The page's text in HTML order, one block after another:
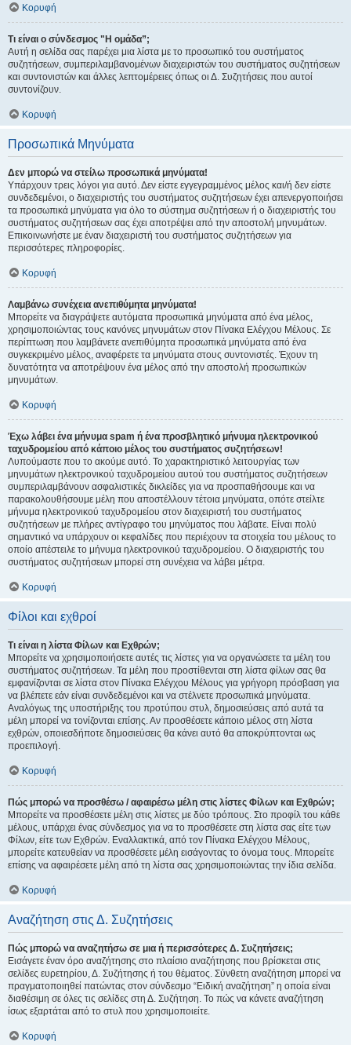
Κορυφή
Τι είναι ο σύνδεσμος "Η ομάδα”;
Αυτή η σελίδα σας παρέχει μια λίστα με το προσωπικό του συστήματος
συζητήσεων, συμπεριλαμβανομένων διαχειριστών του συστήματος συζητήσεων
και συντονιστών και άλλες λεπτομέρειες όπως οι Δ. Συζητήσεις που αυτοί
συντονίζουν.
Κορυφή
Προσωπικά Μηνύματα
Δεν μπορώ να στείλω προσωπικά μηνύματα!
Υπάρχουν τρεις λόγοι για αυτό. Δεν είστε εγγεγραμμένος μέλος και/ή δεν είστε
συνδεδεμένοι, ο διαχειριστής του συστήματος συζητήσεων έχει απενεργοποιήσει
τα προσωπικά μηνύματα για όλο το σύστημα συζητήσεων ή ο διαχειριστής του
συστήματος συζητήσεων σας έχει αποτρέψει από την αποστολή μηνυμάτων.
Επικοινωνήστε με έναν διαχειριστή του συστήματος συζητήσεων για
περισσότερες πληροφορίες.
Κορυφή
Λαμβάνω συνέχεια ανεπιθύμητα μηνύματα!
Μπορείτε να διαγράψετε αυτόματα προσωπικά μηνύματα από ένα μέλος,
χρησιμοποιώντας τους κανόνες μηνυμάτων στον Πίνακα Ελέγχου Μέλους. Σε
περίπτωση που λαμβάνετε ανεπιθύμητα προσωπικά μηνύματα από ένα
συγκεκριμένο μέλος, αναφέρετε τα μηνύματα στους συντονιστές. Έχουν τη
δυνατότητα να αποτρέψουν ένα μέλος από την αποστολή προσωπικών
μηνυμάτων.
Κορυφή
Έχω λάβει ένα μήνυμα spam ή ένα προσβλητικό μήνυμα ηλεκτρονικού
ταχυδρομείου από κάποιο μέλος του συστήματος συζητήσεων!
Λυπούμαστε που το ακούμε αυτό. Το χαρακτηριστικό λειτουργίας των
μηνυμάτων ηλεκτρονικού ταχυδρομείου αυτού του συστήματος συζητήσεων
συμπεριλαμβάνουν ασφαλιστικές δικλείδες για να προσπαθήσουμε και να
παρακολουθήσουμε μέλη που αποστέλλουν τέτοια μηνύματα, οπότε στείλτε
μήνυμα ηλεκτρονικού ταχυδρομείου στον διαχειριστή του συστήματος
συζητήσεων με πλήρες αντίγραφο του μηνύματος που λάβατε. Είναι πολύ
σημαντικό να υπάρχουν οι κεφαλίδες που περιέχουν τα στοιχεία του μέλους το
οποίο απέστειλε το μήνυμα ηλεκτρονικού ταχυδρομείου. Ο διαχειριστής του
συστήματος συζητήσεων μπορεί στη συνέχεια να λάβει μέτρα.
Κορυφή
Φίλοι και εχθροί
Τι είναι η λίστα Φίλων και Εχθρών;
Μπορείτε να χρησιμοποιήσετε αυτές τις λίστες για να οργανώσετε τα μέλη του
συστήματος συζητήσεων. Τα μέλη που προστίθενται στη λίστα φίλων σας θα
εμφανίζονται σε λίστα στον Πίνακα Ελέγχου Μέλους για γρήγορη πρόσβαση για
να βλέπετε εάν είναι συνδεδεμένοι και να στέλνετε προσωπικά μηνύματα.
Αναλόγως της υποστήριξης του προτύπου στυλ, δημοσιεύσεις από αυτά τα
μέλη μπορεί να τονίζονται επίσης. Αν προσθέσετε κάποιο μέλος στη λίστα
εχθρών, οποιεσδήποτε δημοσιεύσεις θα κάνει αυτό θα αποκρύπτονται ως
προεπιλογή.
Κορυφή
Πώς μπορώ να προσθέσω / αφαιρέσω μέλη στις λίστες Φίλων και Εχθρών;
Μπορείτε να προσθέσετε μέλη στις λίστες με δύο τρόπους. Στο προφίλ του κάθε
μέλους, υπάρχει ένας σύνδεσμος για να το προσθέσετε στη λίστα σας είτε των
Φίλων, είτε των Εχθρών. Εναλλακτικά, από τον Πίνακα Ελέγχου Μέλους,
μπορείτε κατευθείαν να προσθέσετε μέλη εισάγοντας το όνομα τους. Μπορείτε
επίσης να αφαιρέσετε μέλη από τη λίστα σας χρησιμοποιώντας την ίδια σελίδα.
Κορυφή
Αναζήτηση στις Δ. Συζητήσεις
Πώς μπορώ να αναζητήσω σε μια ή περισσότερες Δ. Συζητήσεις;
Εισάγετε έναν όρο αναζήτησης στο πλαίσιο αναζήτησης που βρίσκεται στις
σελίδες ευρετηρίου, Δ. Συζήτησης ή του θέματος. Σύνθετη αναζήτηση μπορεί να
πραγματοποιηθεί πατώντας στον σύνδεσμο “Ειδική αναζήτηση” η οποία είναι
διαθέσιμη σε όλες τις σελίδες στη Δ. Συζήτηση. Το πώς να κάνετε αναζήτηση
ίσως εξαρτάται από το στυλ που χρησιμοποιείτε.
Κορυφή